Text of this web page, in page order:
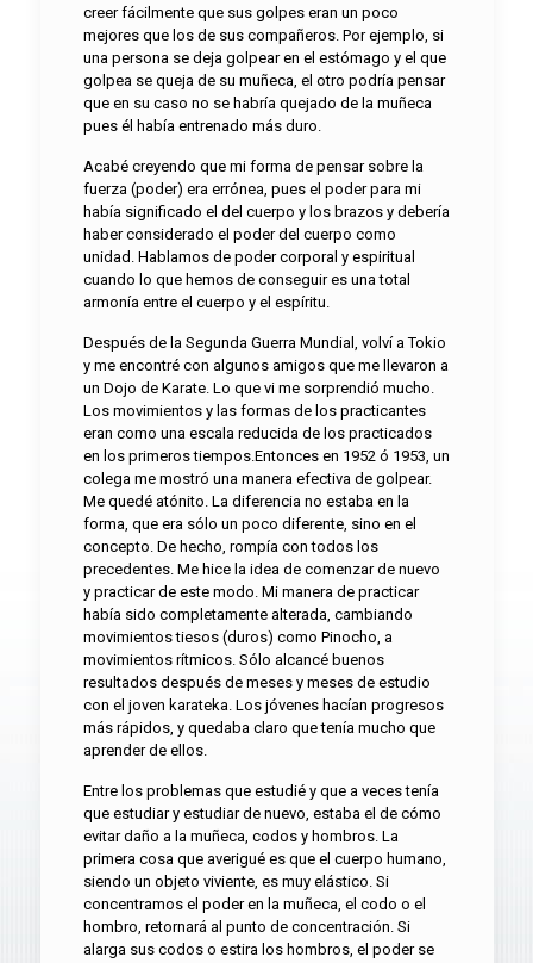
creer fácilmente que sus golpes eran un poco
mejores que los de sus compañeros. Por ejemplo, si
una persona se deja golpear en el estómago y el que
golpea se queja de su muñeca, el otro podría pensar
que en su caso no se habría quejado de la muñeca
pues él había entrenado más duro.
Acabé creyendo que mi forma de pensar sobre la
fuerza (poder) era errónea, pues el poder para mi
había significado el del cuerpo y los brazos y debería
haber considerado el poder del cuerpo como
unidad. Hablamos de poder corporal y espiritual
cuando lo que hemos de conseguir es una total
armonía entre el cuerpo y el espíritu.
Después de la Segunda Guerra Mundial, volví a Tokio
y me encontré con algunos amigos que me llevaron a
un Dojo de Karate. Lo que vi me sorprendió mucho.
Los movimientos y las formas de los practicantes
eran como una escala reducida de los practicados
en los primeros tiempos.Entonces en 1952 ó 1953, un
colega me mostró una manera efectiva de golpear.
Me quedé atónito. La diferencia no estaba en la
forma, que era sólo un poco diferente, sino en el
concepto. De hecho, rompía con todos los
precedentes. Me hice la idea de comenzar de nuevo
y practicar de este modo. Mi manera de practicar
había sido completamente alterada, cambiando
movimientos tiesos (duros) como Pinocho, a
movimientos rítmicos. Sólo alcancé buenos
resultados después de meses y meses de estudio
con el joven karateka. Los jóvenes hacían progresos
más rápidos, y quedaba claro que tenía mucho que
aprender de ellos.
Entre los problemas que estudié y que a veces tenía
que estudiar y estudiar de nuevo, estaba el de cómo
evitar daño a la muñeca, codos y hombros. La
primera cosa que averigué es que el cuerpo humano,
siendo un objeto viviente, es muy elástico. Si
concentramos el poder en la muñeca, el codo o el
hombro, retornará al punto de concentración. Si
alarga sus codos o estira los hombros, el poder se